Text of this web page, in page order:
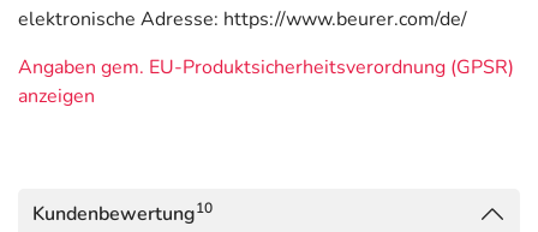
elektronische Adresse: https://www.beurer.com/de/
Angaben gem. EU-Produktsicherheitsverordnung (GPSR)
anzeigen
Kundenbewertung10